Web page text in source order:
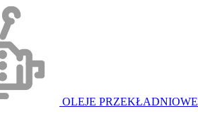
OLEJE PRZEKŁADNIOWE